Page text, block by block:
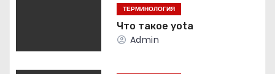
я
ТЕРМИНОЛОГИЯ
Что такое yota
Admin